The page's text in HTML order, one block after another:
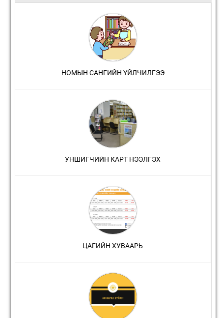
НОМЫН САНГИЙН ҮЙЛЧИЛГЭЭ
УНШИГЧИЙН КАРТ НЭЭЛГЭХ
ЦАГИЙН ХУВААРЬ